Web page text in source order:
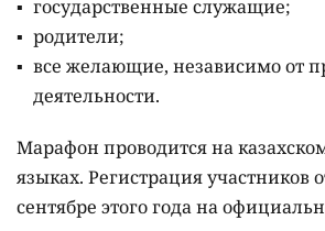
государственные служащие;
родители;
все желающие, независимо от
деятельности.
Марафон проводится на
языках. Регистрация участников
сентябре этого года на